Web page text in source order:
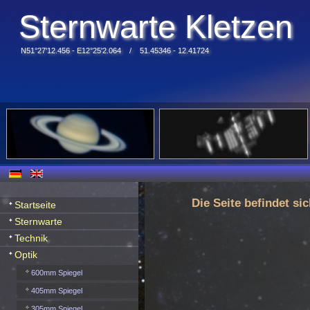
Sternwarte Kletzen
N51°27'12.456 - E12°25'2.064 / 51.45346 - 12.41724
Startseite
Sternwarte
Technik
Optik
600mm Spiegel
405mm Spiegel
Die Seite befindet